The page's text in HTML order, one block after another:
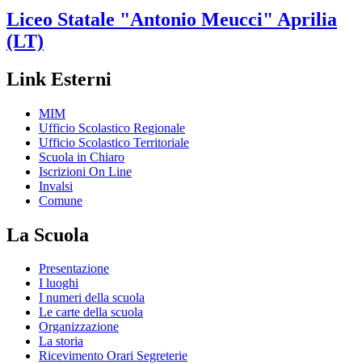
Liceo Statale "Antonio Meucci" Aprilia
(LT)
Link Esterni
MIM
Ufficio Scolastico Regionale
Ufficio Scolastico Territoriale
Scuola in Chiaro
Iscrizioni On Line
Invalsi
Comune
La Scuola
Presentazione
I luoghi
I numeri della scuola
Le carte della scuola
Organizzazione
La storia
Ricevimento Orari Segreterie